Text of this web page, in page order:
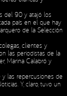
del 90 y atajó los
país en el que hay
de la Selección
clientes y
las periodistas de la
Marina Calabró y
las repercusiones de
. Y, claro, tuvo un
Privacy Policy